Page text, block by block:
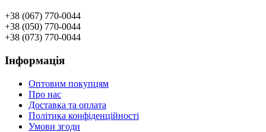
+38 (067) 770-0044
+38 (050) 770-0044
+38 (073) 770-0044
Інформація
Оптовим покупцям
Про нас
Доставка та оплата
Політика конфіденційності
Умови згоди